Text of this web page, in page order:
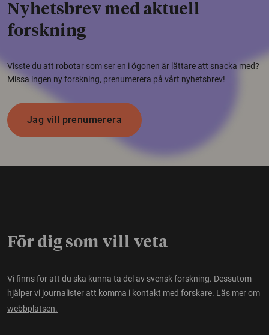
Nyhetsbrev med aktuell
forskning
Visste du att robotar som ser en i ögonen är lättare att snacka med?
Missa ingen ny forskning, prenumerera på vårt nyhetsbrev!
Jag vill prenumerera
För dig som vill veta
Vi finns för att du ska kunna ta del av svensk forskning. Dessutom
hjälper vi journalister att komma i kontakt med forskare. Läs mer om
webbplatsen.